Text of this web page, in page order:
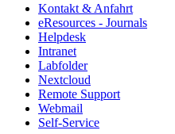
Kontakt & Anfahrt
eResources - Journals
Helpdesk
Intranet
Labfolder
Nextcloud
Remote Support
Webmail
Self-Service